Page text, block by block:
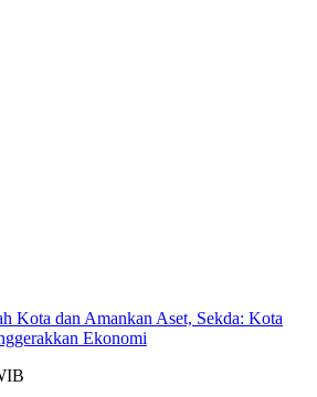
Kota dan Amankan Aset, Sekda: Kota
Ekonomi